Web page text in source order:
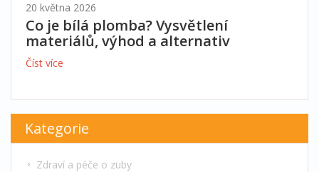
20 května 2026
Co je bílá plomba? Vysvětlení
materiálů, výhod a alternativ
Číst více
Kategorie
Zdraví a péče o zuby